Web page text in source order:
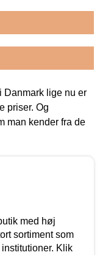
Danmark lige nu er
priser. Og
man kender fra de
med høj
sortiment som
Klik